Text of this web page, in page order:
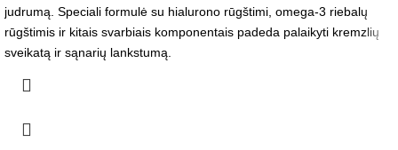
judrumą. Speciali formulė su hialurono rūgštimi, omega-3 riebalų
rūgštimis ir kitais svarbiais komponentais padeda palaikyti kremzlių
sveikatą ir sąnarių lankstumą.